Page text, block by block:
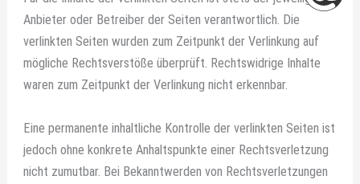
Anbieter oder Betreiber der Seiten verantwortlich. Die
verlinkten Seiten wurden zum Zeitpunkt der Verlinkung auf
mögliche Rechtsverstöße überprüft. Rechtswidrige Inhalte
waren zum Zeitpunkt der Verlinkung nicht erkennbar.
Eine permanente inhaltliche Kontrolle der verlinkten Seiten ist
jedoch ohne konkrete Anhaltspunkte einer Rechtsverletzung
nicht zumutbar. Bei Bekanntwerden von Rechtsverletzungen